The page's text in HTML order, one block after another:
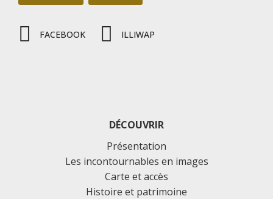
FACEBOOK ILLIWAP
DÉCOUVRIR
Présentation
Les incontournables en images
Carte et accès
Histoire et patrimoine